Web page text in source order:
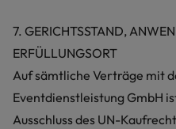
7. GERICHTSSTAND,
ERFÜLLUNGSORT
Auf sämtliche Verträge mit
Eventdienstleistung GmbH
Ausschluss des UN-